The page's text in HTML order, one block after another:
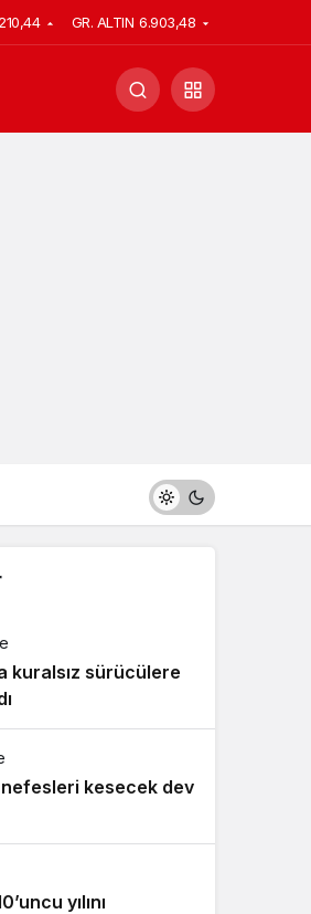
GR. ALTIN 6.903,48
kuralsız sürücülere
nefesleri kesecek dev
yılını